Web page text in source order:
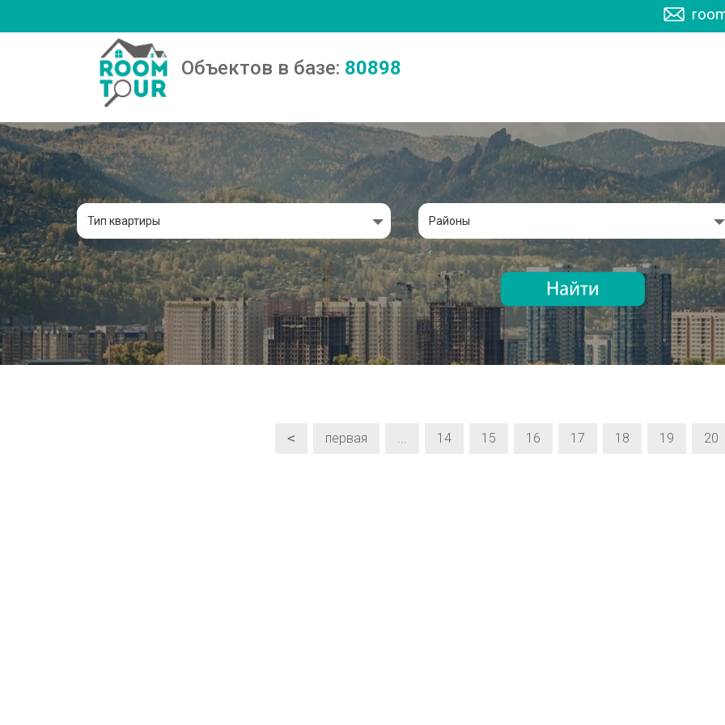
Объектов в базе: 80898
Тип квартиры Районы
< первая ... 14 15 16 17 18 19 20